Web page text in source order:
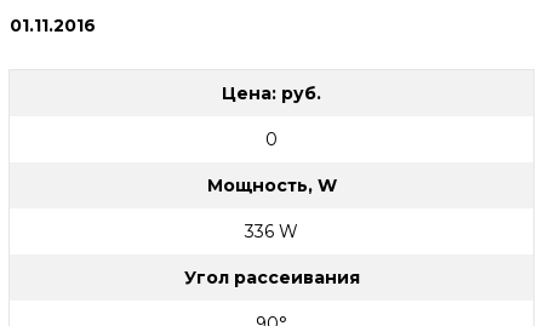
01.11.2016
Цена: руб.
0
Мощность, W
336 W
Угол рассеивания